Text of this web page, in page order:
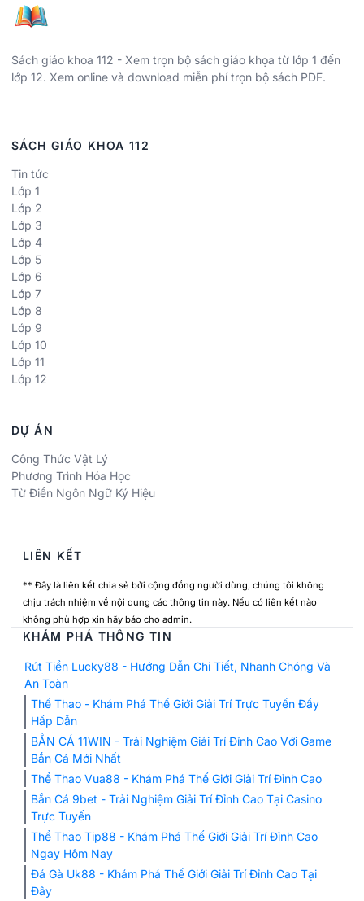
Sách giáo khoa 112 - Xem trọn bộ sách giáo khọa từ lớp 1 đến
lớp 12. Xem online và download miễn phí trọn bộ sách PDF.
SÁCH GIÁO KHOA 112
Tin tức
Lớp 1
Lớp 2
Lớp 3
Lớp 4
Lớp 5
Lớp 6
Lớp 7
Lớp 8
Lớp 9
Lớp 10
Lớp 11
Lớp 12
DỰ ÁN
Công Thức Vật Lý
Phương Trình Hóa Học
Từ Điển Ngôn Ngữ Ký Hiệu
LIÊN KẾT
** Đây là liên kết chia sẻ bởi cộng đồng người dùng, chúng tôi không
chịu trách nhiệm về nội dung các thông tin này. Nếu có liên kết nào
không phù hợp xin hãy báo cho admin.
KHÁM PHÁ THÔNG TIN
Rút Tiền Lucky88 - Hướng Dẫn Chi Tiết, Nhanh Chóng Và
An Toàn
Thể Thao - Khám Phá Thế Giới Giải Trí Trực Tuyến Đầy
Hấp Dẫn
BẮN CÁ 11WIN - Trải Nghiệm Giải Trí Đỉnh Cao Với Game
Bắn Cá Mới Nhất
Thể Thao Vua88 - Khám Phá Thế Giới Giải Trí Đỉnh Cao
Bắn Cá 9bet - Trải Nghiệm Giải Trí Đỉnh Cao Tại Casino
Trực Tuyến
Thể Thao Tip88 - Khám Phá Thế Giới Giải Trí Đỉnh Cao
Ngay Hôm Nay
Đá Gà Uk88 - Khám Phá Thế Giới Giải Trí Đỉnh Cao Tại
Đây